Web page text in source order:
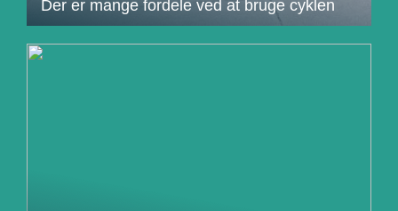
Der er mange fordele ved at bruge cyklen